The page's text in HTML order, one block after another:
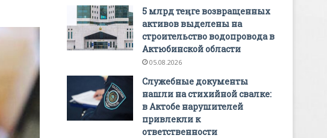
5 млрд теңге возвращенных
активов выделены на
строительство водопровода в
Актюбинской области
05.08.2026
Служебные документы
нашли на стихийной свалке:
в Актобе нарушителей
привлекли к
ответственности